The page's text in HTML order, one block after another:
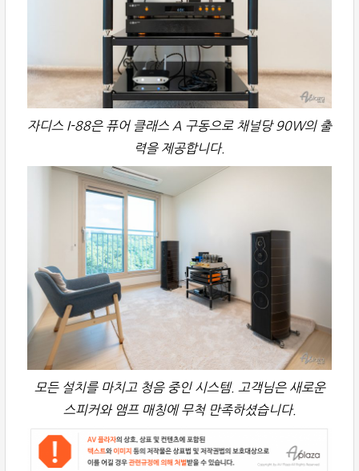
자디스 I-88은 퓨어 클래스 A 구동으로 채널당 90W의 출
력을 제공합니다.
모든 설치를 마치고 청음 중인 시스템. 고객님은 새로운
스피커와 앰프 매칭에 무척 만족하셨습니다.